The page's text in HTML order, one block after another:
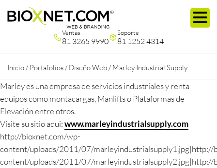
Ventas
81 3265 9990
Soporte
81 1252 4314
Inicio /Portafolios /Diseño Web /Marley Industrial Supply
Marley es una empresa de servicios industriales y renta
equipos como montacargas, Manlifts o Plataformas de
Elevación entre otros.
Visite su sitio aqui:www.marleyindustrialsupply.com
http://bioxnet.com/wp-
content/uploads/2011/07/marleyindustrialsupply1.jpg|http://
content/uploads/2011/07/marleyindustrialsupply2.jpg|http://